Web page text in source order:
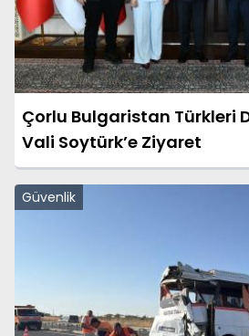
Çorlu Bulgaristan Türkleri
Vali Soytürk’e Ziyaret
Güvenlik